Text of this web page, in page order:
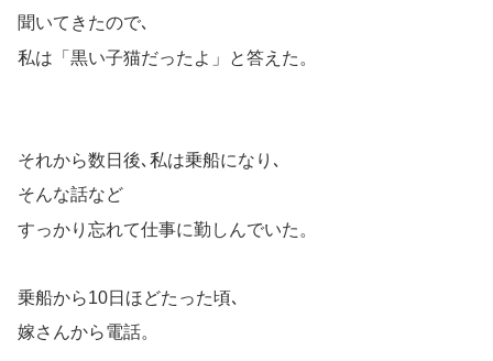
聞いてきたので､
私は「黒い子猫だったよ」と答えた。
それから数日後､私は乗船になり､
そんな話など
すっかり忘れて仕事に勤しんでいた。
乗船から10日ほどたった頃､
嫁さんから電話。